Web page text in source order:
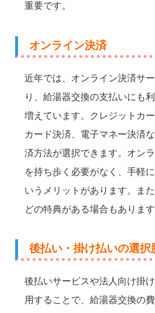
重要です。
オンライン決済
近年では、オンライン決済サ
り、給湯器交換の支払いにも
増えています。クレジットカ
カード決済、電子マネー決済
済方法が選択できます。オン
を持ち歩く必要がなく、手軽
いうメリットがあります。ま
どの特典がある場合もあります
後払い・掛け払いの選択
後払いサービスや法人向け掛
用することで、給湯器交換の